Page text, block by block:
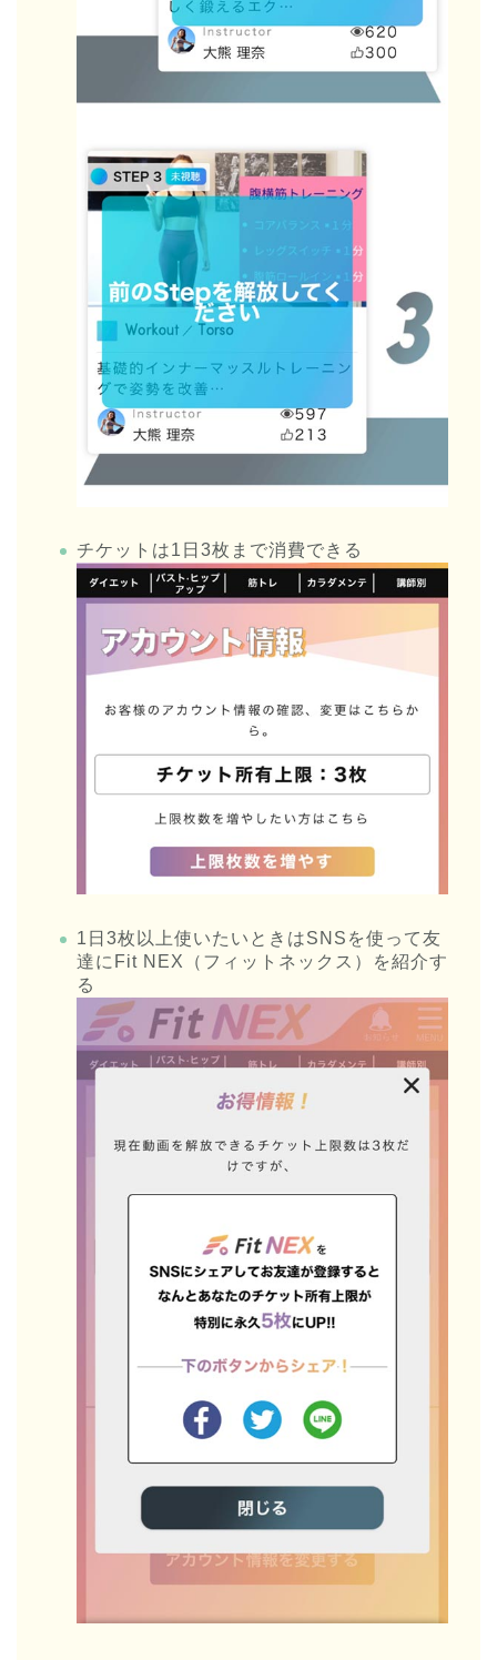
チケットは1日3枚まで消費できる
1日3枚以上使いたいときはSNSを使って友
達にFit NEX（フィットネックス）を紹介す
る